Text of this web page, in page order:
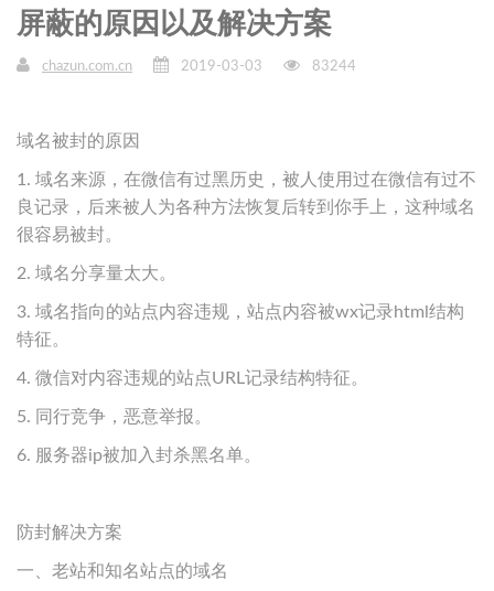
屏蔽的原因以及解决方案
chazun.com.cn 2019-03-03 83244
域名被封的原因
1. 域名来源，在微信有过黑历史，被人使用过在微信有过不
良记录，后来被人为各种方法恢复后转到你手上，这种域名
很容易被封。
2. 域名分享量太大。
3. 域名指向的站点内容违规，站点内容被wx记录html结构
特征。
4. 微信对内容违规的站点URL记录结构特征。
5. 同行竞争，恶意举报。
6. 服务器ip被加入封杀黑名单。
防封解决方案
一、老站和知名站点的域名